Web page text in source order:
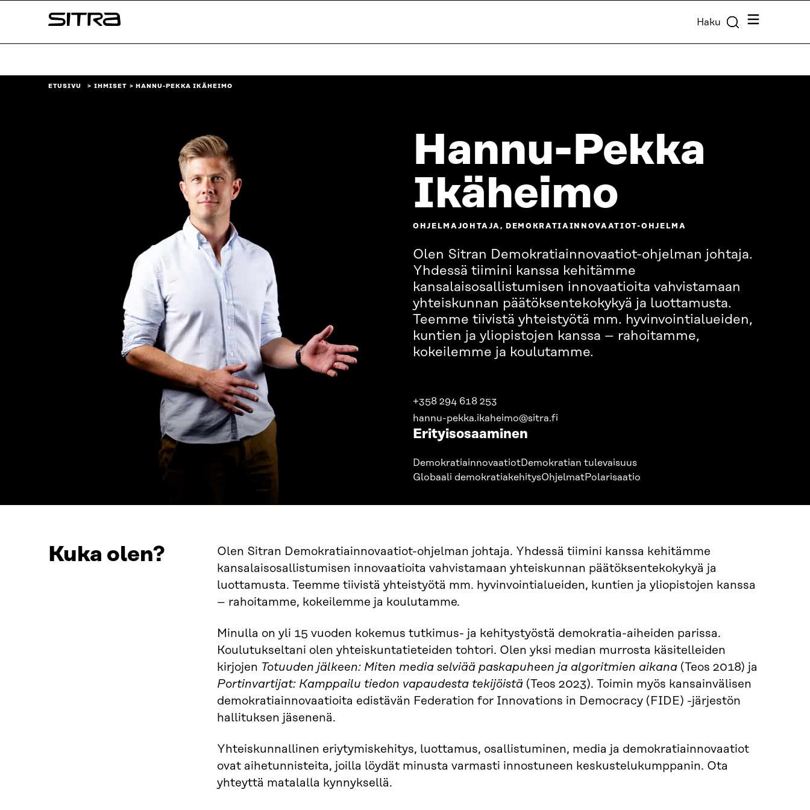
sisältöön
Sitra Haku Valikko
ETUSIVU IHMISET HANNU-PEKKA IKÄHEIMO
Hannu-Pekka
Ikäheimo
OHJELMAJOHTAJA, DEMOKRATIAINNOVAATIOT-OHJELMA
Olen Sitran Demokratiainnovaatiot-ohjelman johtaja.
Yhdessä tiimini kanssa kehitämme
kansalaisosallistumisen innovaatioita vahvistamaan
yhteiskunnan päätöksentekokykyä ja luottamusta.
Teemme tiivistä yhteistyötä mm. hyvinvointialueiden,
kuntien ja yliopistojen kanssa – rahoitamme,
kokeilemme ja koulutamme.
+358 294 618 253
hannu-pekka.ikaheimo@sitra.fi
Erityisosaaminen
DemokratiainnovaatiotDemokratian tulevaisuus
Globaali demokratiakehitysOhjelmatPolarisaatio
Kuka olen?
Olen Sitran Demokratiainnovaatiot-ohjelman johtaja. Yhdessä tiimini kanssa kehitämme
kansalaisosallistumisen innovaatioita vahvistamaan yhteiskunnan päätöksentekokykyä ja
luottamusta. Teemme tiivistä yhteistyötä mm. hyvinvointialueiden, kuntien ja yliopistojen kanssa
– rahoitamme, kokeilemme ja koulutamme.
Minulla on yli 15 vuoden kokemus tutkimus- ja kehitystyöstä demokratia-aiheiden parissa.
Koulutukseltani olen yhteiskuntatieteiden tohtori. Olen yksi median murrosta käsitelleiden
kirjojen Totuuden jälkeen: Miten media selviää paskapuheen ja algoritmien aikana (Teos 2018) ja
Portinvartijat: Kamppailu tiedon vapaudesta tekijöistä (Teos 2023). Toimin myös kansainvälisen
demokratiainnovaatioita edistävän Federation for Innovations in Democracy (FIDE) -järjestön
hallituksen jäsenenä.
Yhteiskunnallinen eriytymiskehitys, luottamus, osallistuminen, media ja demokratiainnovaatiot
ovat aihetunnisteita, joilla löydät minusta varmasti innostuneen keskustelukumppanin. Ota
yhteyttä matalalla kynnyksellä.